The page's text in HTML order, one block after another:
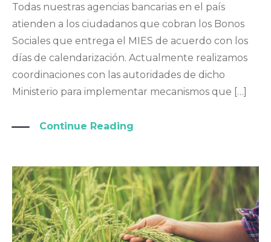
Todas nuestras agencias bancarias en el país
atienden a los ciudadanos que cobran los Bonos
Sociales que entrega el MIES de acuerdo con los
días de calendarización. Actualmente realizamos
coordinaciones con las autoridades de dicho
Ministerio para implementar mecanismos que […]
Continue Reading